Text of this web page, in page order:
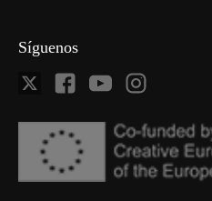
Síguenos